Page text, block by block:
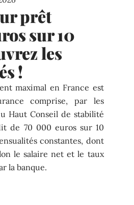
prêt
sur 10
les
!
maximal en France est
comprise, par les
Haut Conseil de stabilité
de 70 000 euros sur 10
constantes, dont
le salaire net et le taux
la banque.